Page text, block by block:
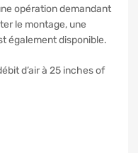
opération demandant
le montage, une
également disponible.
d’air à 25 inches of